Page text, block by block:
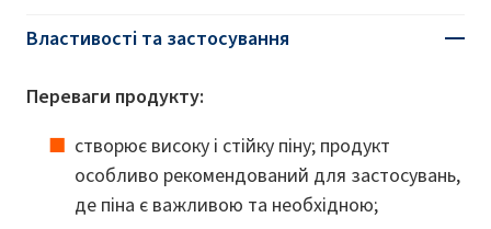
Властивості та застосування
Переваги продукту:
створює високу і стійку піну; продукт
особливо рекомендований для застосувань,
де піна є важливою та необхідною;